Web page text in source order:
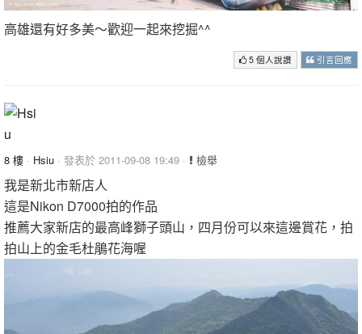
高雄還有好多美～歡迎一起來挖掘^^
5 個人說讚 引言回應
8 樓 · Hsiu · 發表於 2011-09-08 19:49 · 檢舉
我是新北市新店人
這是Nikon D7000拍的作品
推薦大家新店的最高峰獅子頭山，四月份可以來這邊賞花，拍
拍山上的金毛杜鵑花海喔